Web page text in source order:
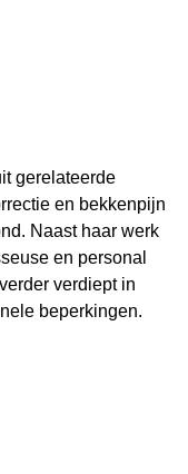
gerelateerde
en bekkenpijn
Naast haar werk
en personal
verdiept in
beperkingen.